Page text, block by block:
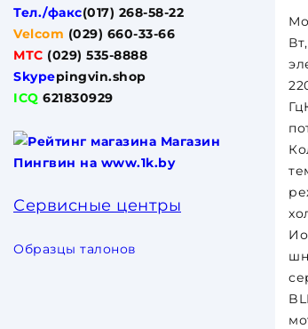
Тел./факс(017) 268-58-22
Velcom (029) 660-33-66
МТС (029) 535-8888
Skypepingvin.shop
ICQ 621830929
Сервисные центры
Образцы талонов